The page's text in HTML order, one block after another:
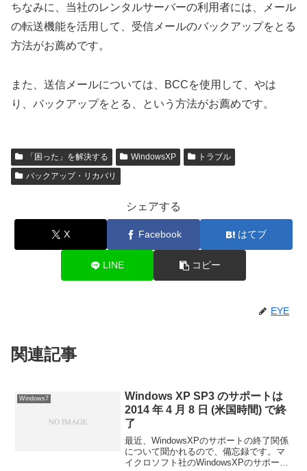
ちなみに、当社のレンタルサーバーの利用者には、メール
の転送機能を活用して、受信メールのバックアップをとる
方法がお薦めです。
また、送信メールについては、BCCを使用して、やは
り、バックアップをとる、という方法がお薦めです。
「困った」を解決する WindowsXP
トラブル
バックアップ・リカバリ
シェアする
X Facebook はてブ
LINE コピー
EYE
関連記事
Windows7
Windows XP SP3 のサポートは
2014 年 4 月 8 日 (米国時間) で終
了
最近、WindowsXPのサポートの終了関係
について聞かれるので、備忘録です。マ
イクロソフト社のWindowsXPのサポート